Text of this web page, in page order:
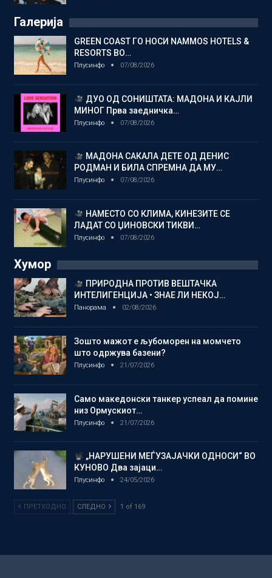
Галерија
GREEN COAST ГО НОСИ NAMMOS HOTELS &
RESORTS ВО…
Плусинфо 07/08/2026
ДУО ОД СОНИШТАТА: МАДОНА И КАЈЛИ
МИНОГ Прва заедничка…
Плусинфо 07/08/2026
МАДОНА САКАЛА ДЕТЕ ОД ДЕНИС
РОДМАН И БИЛА СПРЕМНА ДА МУ…
Плусинфо 07/08/2026
НАМЕСТО СО КЛИМА, КИНЕЗИТЕ СЕ
ЛАДАТ СО ЏИНОВСКИ ТИКВИ…
Плусинфо 07/08/2026
Хумор
ПРИРОДНА ПРОТИВ ВЕШТАЧКА
ИНТЕЛИГЕНЦИЈА • ЗНАЕ ЛИ НЕКОЈ…
Панорама 02/08/2026
Зошто мажот е љубоморен на момчето
што одржува базени?
Плусинфо 21/07/2026
Само македонски танкер успеал да помине
низ Ормускиот…
Плусинфо 21/07/2026
„НАРУШЕНИ МЕЃУЗАЈАЧКИ ОДНОСИ“ ВО
КУНОВО Два зајаци…
Плусинфо 24/05/2026
ПРЕТХОДНО СЛЕДНО 1 of 169